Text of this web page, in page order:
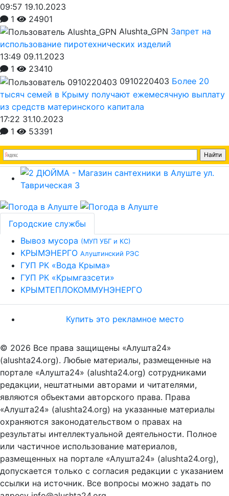
09:57 19.10.2023
1
24901
Alushta_GPN Запрет на
использование пиротехнических изделий
13:49 09.11.2023
1
23410
0910220403 Более 20
тысяч семей в Крыму получают ежемесячную выплату
из средств материнского капитала
17:22 31.10.2023
1
53391
Городские службы
Вывоз мусора (МУП УБГ и КС)
КРЫМЭНЕРГО Алуштинский РЭС
ГУП РК «Вода Крыма»
ГУП РК «Крымгазсети»
КРЫМТЕПЛОКОММУНЭНЕРГО
Купить это рекламное место
© 2026 Все права защищены «Алушта24»
(alushta24.org). Любые материалы, размещенные на
портале «Алушта24» (alushta24.org) сотрудниками
редакции, нештатными авторами и читателями,
являются объектами авторского права. Права
«Алушта24» (alushta24.org) на указанные материалы
охраняются законодательством о правах на
результаты интеллектуальной деятельности. Полное
или частичное использование материалов,
размещенных на портале «Алушта24» (alushta24.org),
допускается только с согласия редакции с указанием
ссылки на источник. Все вопросы можно задать по